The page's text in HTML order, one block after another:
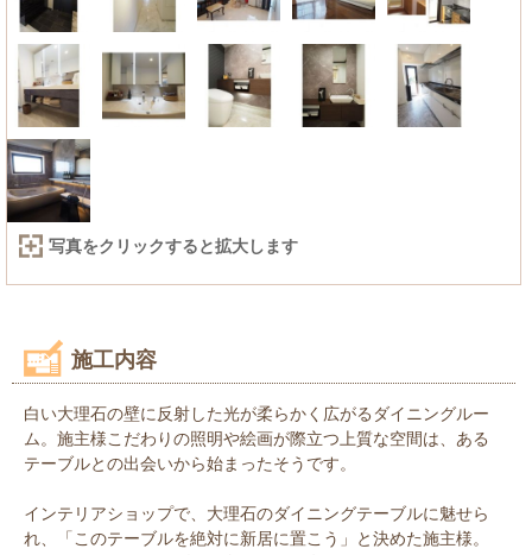
写真をクリックすると拡大します
施工内容
白い大理石の壁に反射した光が柔らかく広がるダイニングルー
ム。施主様こだわりの照明や絵画が際立つ上質な空間は、ある
テーブルとの出会いから始まったそうです。
インテリアショップで、大理石のダイニングテーブルに魅せら
れ、「このテーブルを絶対に新居に置こう」と決めた施主様。